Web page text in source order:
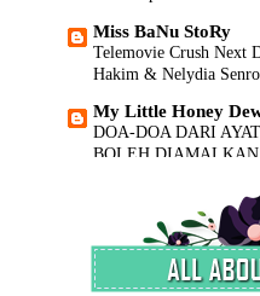
Persiapan Hari Raya |
Terbaik yang Patut Ada
Berseri di Pagi Hari
Tips Mudah untuk tidur
Dunia sebenar Shida
My Rainbow...
Jamuan Raya Kecil
♥Cik Azizah♥
Miss BaNu StoRy
Telemovie Crush Next
Hakim & Nelydia
My Little Honey
DOA-DOA DARI
BOLEH
Kepala Kuda Minum
this is me~kinara
2020 Dah ni.